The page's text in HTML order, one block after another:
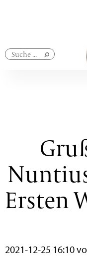
Ersten
2021-12-25 16:10